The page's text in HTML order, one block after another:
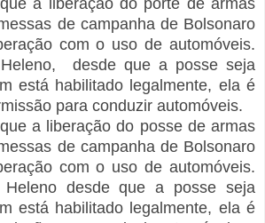
a liberação do porte de armas
de campanha de Bolsonaro
com o uso de automóveis.
desde que a posse seja
está habilitado legalmente, ela é
para conduzir automóveis.
a liberação do posse de armas
de campanha de Bolsonaro
com o uso de automóveis.
desde que a posse seja
está habilitado legalmente, ela é